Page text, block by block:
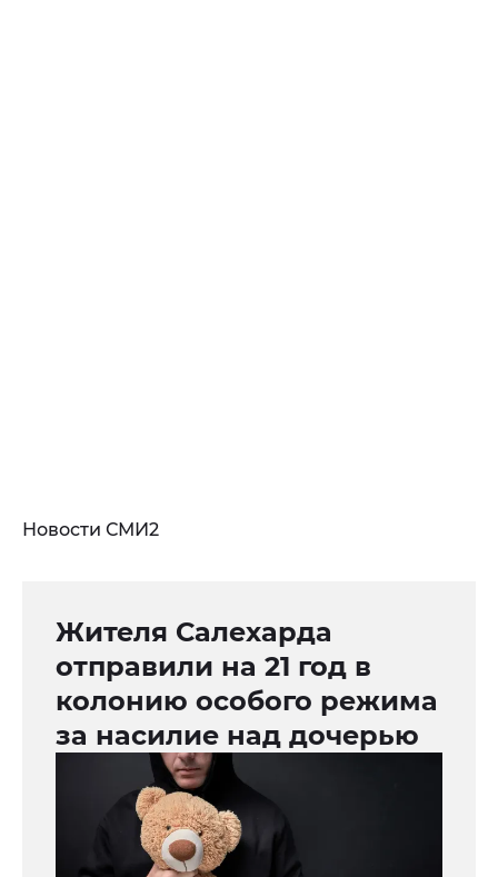
Новости СМИ2
Жителя Салехарда
отправили на 21 год в
колонию особого режима
за насилие над дочерью